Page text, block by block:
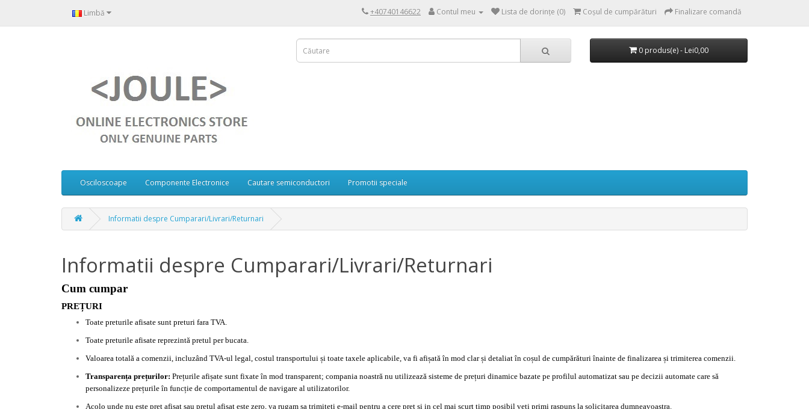
Limbă +40740146622 Contul meu Lista de dorințe (0) Coşul de cumpărături Finalizare comandă
0 produs(e) - Lei0,00
Osciloscoape Componente Electronice Cautare semiconductori Promotii speciale
Informatii despre Cumparari/Livrari/Returnari
Informatii despre Cumparari/Livrari/Returnari
Cum cumpar
PREȚURI
Toate preturile afisate sunt preturi fara TVA.
Toate preturile afisate reprezintă pretul per bucata.
Valoarea totală a comenzii, incluzând TVA-ul legal, costul transportului și toate taxele aplicabile, va fi afișată în mod clar și detaliat în coșul de cumpărături înainte de finalizarea și trimiterea comenzii.
Transparența prețurilor: Prețurile afișate sunt fixate în mod transparent; compania noastră nu utilizează sisteme de prețuri dinamice bazate pe profilul automatizat sau pe decizii automate care să
personalizeze prețurile în funcție de comportamentul de navigare al utilizatorilor.
Acolo unde nu este pret afisat sau pretul afisat este zero, va rugam sa trimiteti e-mail pentru a cere pret si in cel mai scurt timp posibil veti primi raspuns la solicitarea dumneavoastra.